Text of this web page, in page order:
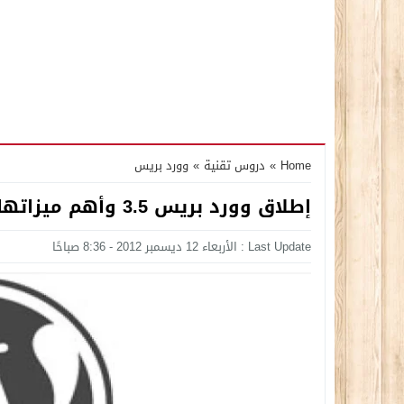
Home
» دروس تقنية » وورد بريس
إطلاق وورد بريس 3.5 وأهم ميزاتها دعمها لشاشات الريتينا
Last Update : الأربعاء 12 ديسمبر 2012 - 8:36 صباحًا